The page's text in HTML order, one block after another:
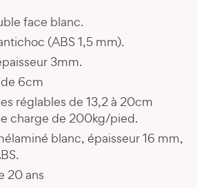
face blanc.
(ABS 1,5 mm).
3mm.
6cm
réglables de 13,2 à 20cm
charge de 200kg/pied.
blanc, épaisseur 16 mm,
20 ans